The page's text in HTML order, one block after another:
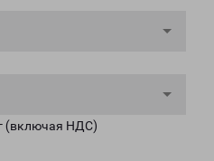
(включая НДС)